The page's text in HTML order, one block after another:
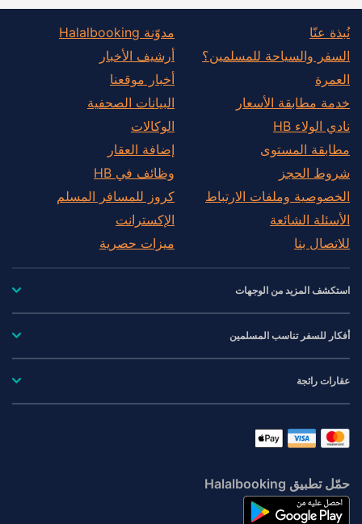
نُبذة عنّا
السفر والسياحة للمسلمين؟
العمرة
خدمة مطابقة الأسعار
نادي الولاء HB
مطابقة المستوى
شروط الحجز
الخصوصية وملفات الارتباط
الأسئلة الشائعة
للاتصال بنا
مدوّنة Halalbooking
أرشيف الأخبار
أخبار موقعنا
البيانات الصحفية
الوكالات
إضافة العقار
وظائف في HB
كروز للمسافر المسلم
الإكسترانت
ميزات حصرية
استكشف المزيد من الوجهات
أفكار للسفر تناسب المسلمين
عقارات رائجة
حمّل تطبيق Halalbooking